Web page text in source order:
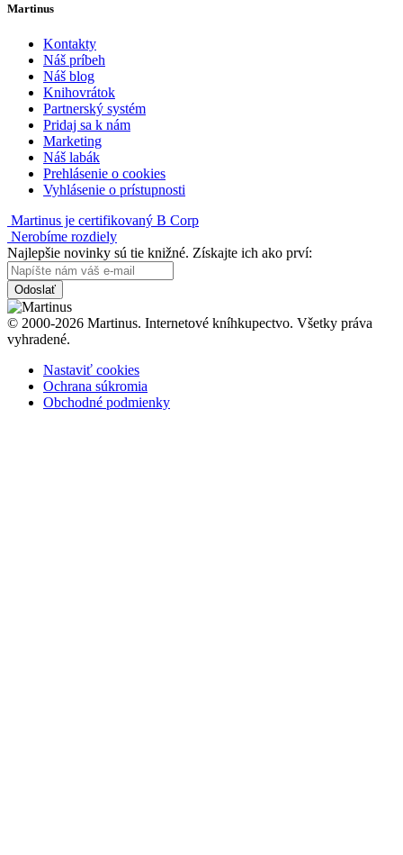
Martinus
Kontakty
Náš príbeh
Náš blog
Knihovrátok
Partnerský systém
Pridaj sa k nám
Marketing
Náš labák
Prehlásenie o cookies
Vyhlásenie o prístupnosti
Martinus je certifikovaný B Corp
Nerobíme rozdiely
Najlepšie novinky sú tie knižné. Získajte ich ako prví:
Odoslať
© 2000-2026 Martinus. Internetové kníhkupectvo. Všetky práva
vyhradené.
Nastaviť cookies
Ochrana súkromia
Obchodné podmienky